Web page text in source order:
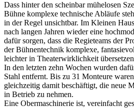
Dass hinter den scheinbar mühelosen
Bühne komplexe technische Abläufe
in der Regel unsichtbar. Im Kleinen
nach langen Jahren wieder eine
dafür sorgen, dass die Regieteams der
der Bühnentechnik komplexe,
leichter in Theaterwirklichkeit
In den letzten zehn Wochen wurden
Stahl entfernt. Bis zu 31 Monteure
gleichzeitig damit beschäftigt, die neue
in Betrieb zu nehmen.
Eine Obermaschinerie ist, vereinfacht